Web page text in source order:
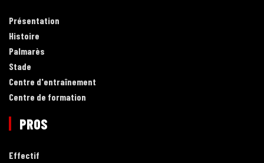
Présentation
Histoire
Palmarès
Stade
Centre d'entraînement
Centre de formation
PROS
Effectif